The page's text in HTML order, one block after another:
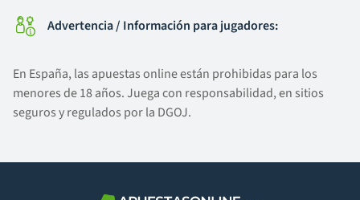
Advertencia / Información para jugadores:
En España, las apuestas online están prohibidas para los
menores de 18 años. Juega con responsabilidad, en sitios
seguros y regulados por la DGOJ.